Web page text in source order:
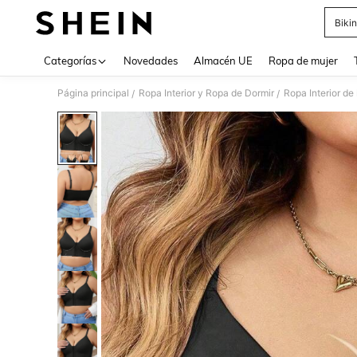
Categorías Novedades Almacén UE Ropa de mujer
Página principal / Ropa Interior y Ropa de Dormir / Ropa Interior